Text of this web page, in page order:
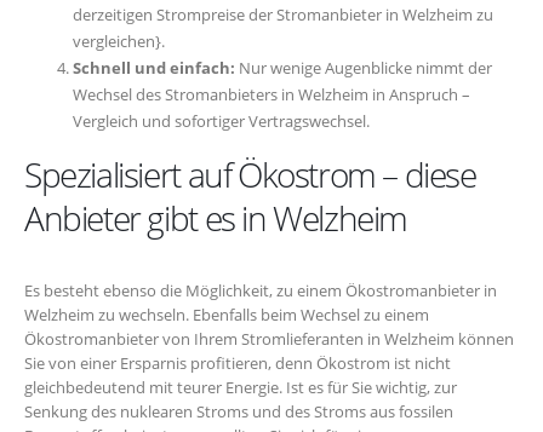
derzeitigen Strompreise der Stromanbieter in Welzheim zu
vergleichen}.
Schnell und einfach: Nur wenige Augenblicke nimmt der
Wechsel des Stromanbieters in Welzheim in Anspruch –
Vergleich und sofortiger Vertragswechsel.
Spezialisiert auf Ökostrom – diese
Anbieter gibt es in Welzheim
Es besteht ebenso die Möglichkeit, zu einem Ökostromanbieter in
Welzheim zu wechseln. Ebenfalls beim Wechsel zu einem
Ökostromanbieter von Ihrem Stromlieferanten in Welzheim können
Sie von einer Ersparnis profitieren, denn Ökostrom ist nicht
gleichbedeutend mit teurer Energie. Ist es für Sie wichtig, zur
Senkung des nuklearen Stroms und des Stroms aus fossilen